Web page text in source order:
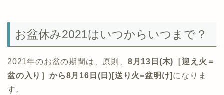
お盆休み2021はいつからいつまで？
2021年のお盆の期間は、原則、 8月13日(木)［迎え火＝
盆の入り］から8月16日(日)[送り火=盆明け] になりま
す。